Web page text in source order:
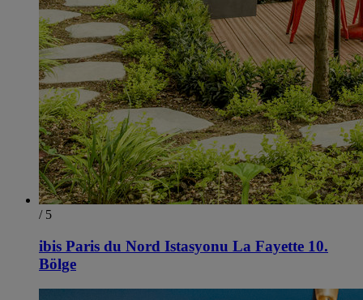
/ 5
ibis Paris du Nord Istasyonu La Fayette 10.
Bölge